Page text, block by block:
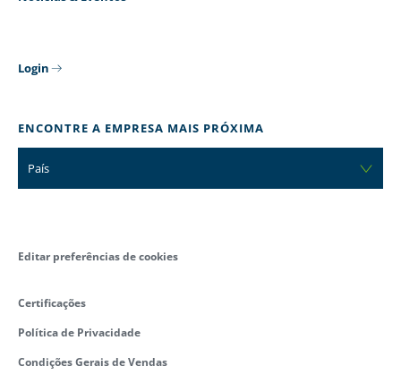
Login
ENCONTRE A EMPRESA MAIS PRÓXIMA
País
Editar preferências de cookies
Certificações
Política de Privacidade
Condições Gerais de Vendas